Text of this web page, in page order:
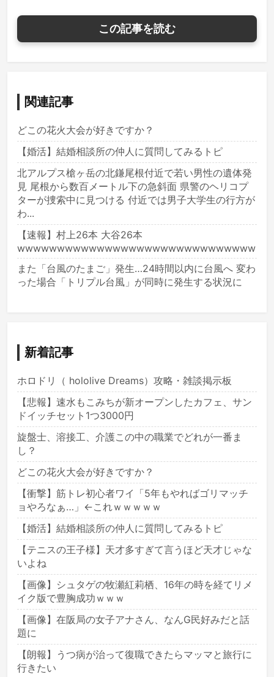
この記事を読む
関連記事
どこの花火大会が好きですか？
【婚活】結婚相談所の仲人に質問してみるトピ
北アルプス槍ヶ岳の北鎌尾根付近で若い男性の遺体発
見 尾根から数百メートル下の急斜面 県警のヘリコプ
ターが捜索中に見つける 付近では男子大学生の行方が
わ...
【速報】村上26本 大谷26本
wwwwwwwwwwwwwwwwwwwwwwwwwwwwww
また「台風のたまご」発生…24時間以内に台風へ 変わ
った場合「トリプル台風」が同時に発生する状況に
新着記事
ホロドリ（ hololive Dreams）攻略・雑談掲示板
【悲報】速水もこみちが新オープンしたカフェ、サン
ドイッチセット1つ3000円
旋盤士、溶接工、介護この中の職業でどれが一番ま
し？
どこの花火大会が好きですか？
【衝撃】筋トレ初心者ワイ「5年もやればゴリマッチ
ョやろなぁ…」←これｗｗｗｗｗ
【婚活】結婚相談所の仲人に質問してみるトピ
【テニスの王子様】天才多すぎて言うほど天才じゃな
いよね
【画像】シュタゲの牧瀬紅莉栖、16年の時を経てリメ
イク版で豊胸成功ｗｗｗ
【画像】在阪局の女子アナさん、なんG民好みだと話
題に
【朗報】うつ病が治って復職できたらマッマと旅行に
行きたい